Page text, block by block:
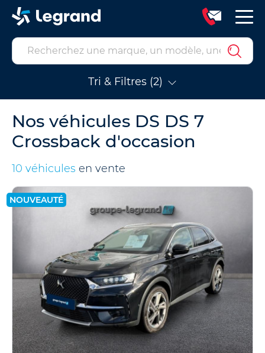
Tri & Filtres (2)
Nos véhicules DS DS 7
Crossback d'occasion
10 véhicules en vente
NOUVEAUTÉ